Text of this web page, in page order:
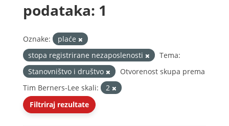
podataka: 1
Oznake:
plaće
stopa registrirane nezaposlenosti
Tema:
Stanovništvo i društvo
Otvorenost skupa prema
Tim Berners-Lee skali:
2
Filtriraj rezultate